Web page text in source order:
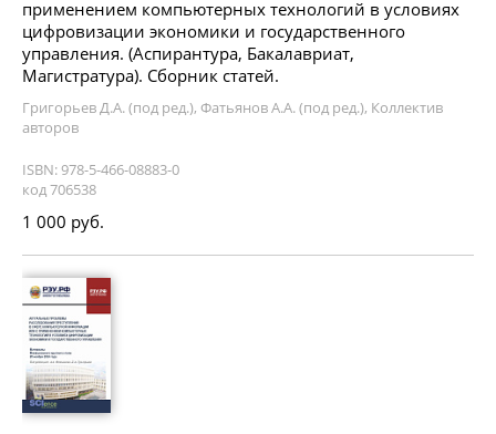
применением компьютерных технологий в условиях
цифровизации экономики и государственного
управления. (Аспирантура, Бакалавриат,
Магистратура). Сборник статей.
Григорьев Д.А. (под ред.), Фатьянов А.А. (под ред.), Коллектив
авторов
ISBN: 978-5-466-08883-0
код 706538
1 000 руб.